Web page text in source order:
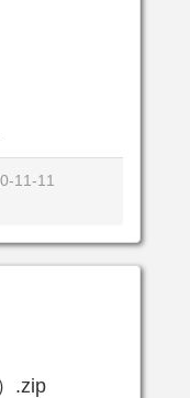
11-11
.zip